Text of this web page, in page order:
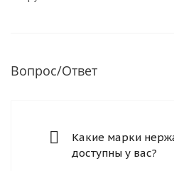
Вопрос/Ответ
Какие марки
доступны у вас?